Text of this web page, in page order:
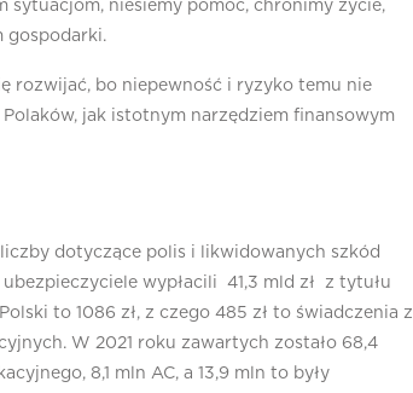
sytuacjom, niesiemy pomoc, chronimy życie,
gospodarki.
rozwijać, bo niepewność i ryzyko temu nie
jak istotnym narzędziem finansowym
dotyczące polis i likwidowanych szkód
wypłacili 41,3 mld zł z tytułu
to 1086 zł, z czego 485 zł to świadczenia z
W 2021 roku zawartych zostało 68,4
8,1 mln AC, a 13,9 mln to były